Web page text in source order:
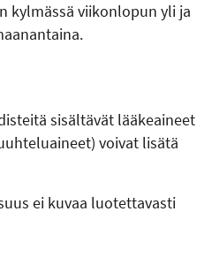
kylmässä viikonlopun yli ja
sisältävät lääkeaineet
voivat lisätä
ei kuvaa luotettavasti